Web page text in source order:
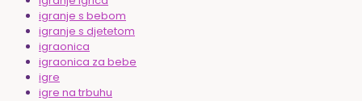
igranje s bebom
igranje s djetetom
igraonica
igraonica za bebe
igre
igre na trbuhu